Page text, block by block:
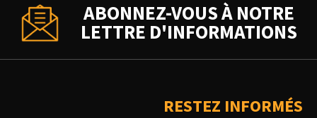
ABONNEZ-VOUS À NOTRE
LETTRE D'INFORMATIONS
RESTEZ INFORMÉS